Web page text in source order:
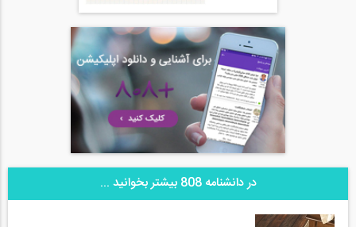
در دانشنامه 808 بیشتر بخوانید ...